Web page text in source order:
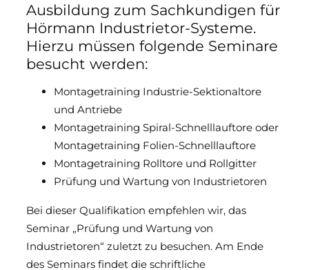
Ausbildung zum Sachkundigen für
Hörmann Industrietor-Systeme.
Hierzu müssen folgende Seminare
besucht werden:
Montagetraining Industrie-Sektionaltore
und Antriebe
Montagetraining Spiral-Schnelllauftore oder
Montagetraining Folien-Schnelllauftore
Montagetraining Rolltore und Rollgitter
Prüfung und Wartung von Industrietoren
Bei dieser Qualifikation empfehlen wir, das
Seminar „Prüfung und Wartung von
Industrietoren“ zuletzt zu besuchen. Am Ende
des Seminars findet die schriftliche